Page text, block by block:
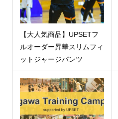
【大人気商品】UPSETフ
ルオーダー昇華スリムフィ
ットジャージパンツ